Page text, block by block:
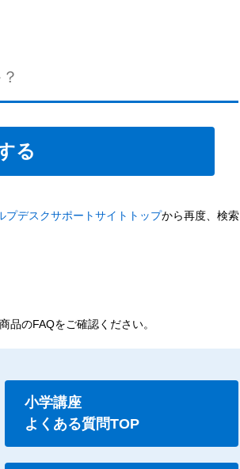
プデスクサポートサイトトップから再度、検索
品のFAQをご確認ください。
小学講座
よくある質問TOP